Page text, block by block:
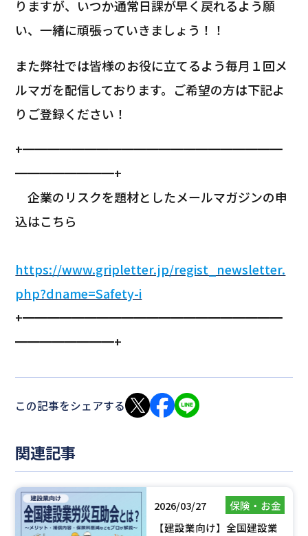
りますが、いつか通常日課が早く戻れるよう願
い、一緒に頑張っていきましょう！！
また弊社では皆様のお役に立てるよう毎月１回メ
ルマガを配信しております。ご希望の方は下記よ
りご登録ください！
+━━━━━━━━━━━━━━━━━━━━━
━━━━━━━━+
企業のリスクを題材としたメールマガジンの申
込はこちら
https://www.gripletter.jp/regist_newsletter.
php?dname=Safety-i
+━━━━━━━━━━━━━━━━━━━━━
━━━━━━━━+
この記事をシェアする
関連記事
2026/03/27
保険・お金
【建設業向け】全国建設業